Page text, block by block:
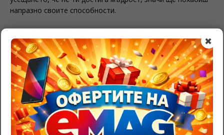
✖
напразно своите способности.
Свързани сънища:
Значение на рокля в съня
Тълкуване на сън с любим любима
Да сънуваш тюркоаз – тълкуване
BE THE FIRST TO COMMENT
Leave a Reply